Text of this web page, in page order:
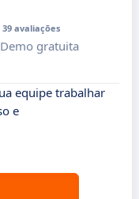
39 avaliações
Demo gratuita
equipe trabalhar
e